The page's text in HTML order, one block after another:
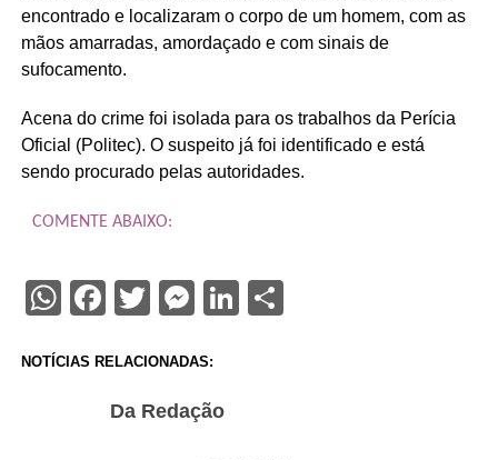
encontrado e localizaram o corpo de um homem, com as
mãos amarradas, amordaçado e com sinais de
sufocamento.
Acena do crime foi isolada para os trabalhos da Perícia
Oficial (Politec). O suspeito já foi identificado e está
sendo procurado pelas autoridades.
COMENTE ABAIXO:
WhatsApp
Facebook
Twitter
Messenger
LinkedIn
Share
NOTÍCIAS RELACIONADAS:
Da Redação